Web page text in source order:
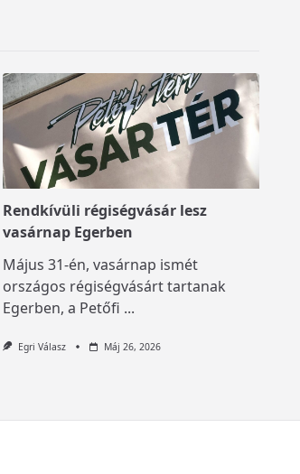
Rendkívüli régiségvásár lesz
vasárnap Egerben
Május 31-én, vasárnap ismét
országos régiségvásárt tartanak
Egerben, a Petőfi ...
Egri Válasz Máj 26, 2026